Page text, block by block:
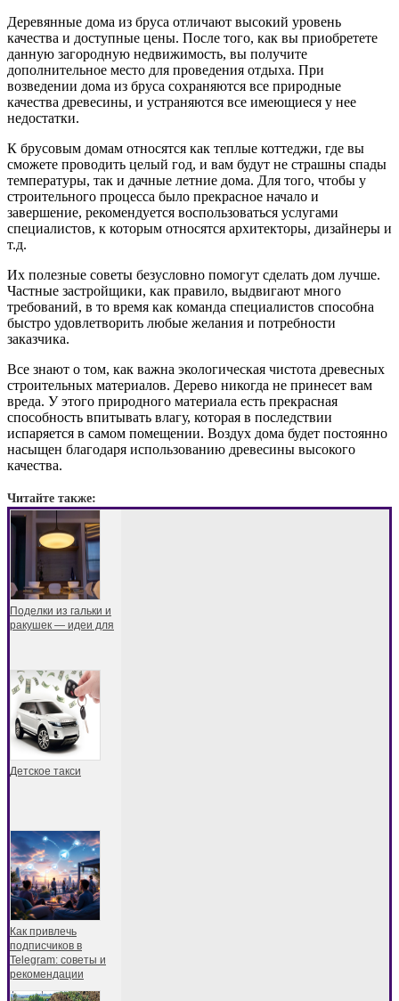
Деревянные дома из бруса отличают высокий уровень
качества и доступные цены. После того, как вы приобретете
данную загородную недвижимость, вы получите
дополнительное место для проведения отдыха. При
возведении дома из бруса сохраняются все природные
качества древесины, и устраняются все имеющиеся у нее
недостатки.
К брусовым домам относятся как теплые коттеджи, где вы
сможете проводить целый год, и вам будут не страшны спады
температуры, так и дачные летние дома. Для того, чтобы у
строительного процесса было прекрасное начало и
завершение, рекомендуется воспользоваться услугами
специалистов, к которым относятся архитекторы, дизайнеры и
т.д.
Их полезные советы безусловно помогут сделать дом лучше.
Частные застройщики, как правило, выдвигают много
требований, в то время как команда специалистов способна
быстро удовлетворить любые желания и потребности
заказчика.
Все знают о том, как важна экологическая чистота древесных
строительных материалов. Дерево никогда не принесет вам
вреда. У этого природного материала есть прекрасная
способность впитывать влагу, которая в последствии
испаряется в самом помещении. Воздух дома будет постоянно
насыщен благодаря использованию древесины высокого
качества.
Читайте также:
Поделки из гальки и
ракушек — идеи для
Детское такси
Как привлечь
подписчиков в
Telegram: советы и
рекомендации